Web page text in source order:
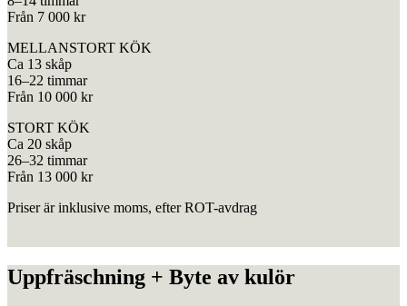
Från 7 000 kr
MELLANSTORT KÖK
Ca 13 skåp
16–22 timmar
Från 10 000 kr
STORT KÖK
Ca 20 skåp
26–32 timmar
Från 13 000 kr
Priser är inklusive moms, efter ROT-avdrag
Uppfräschning + Byte av kulör